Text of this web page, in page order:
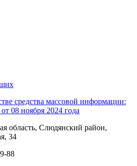
средства массовой информации:
08 ноября 2024 года
область, Слюдянский район,
34
88